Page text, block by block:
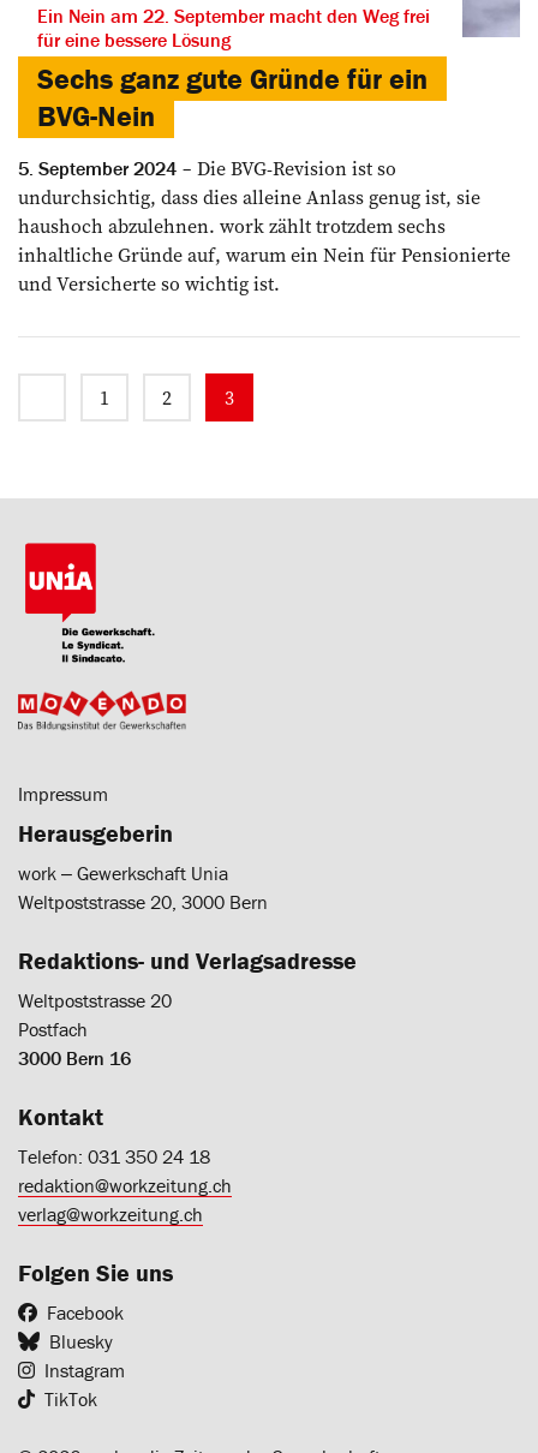
Ein Nein am 22. September macht den Weg frei
für eine bessere Lösung
Sechs ganz gute Gründe für ein
BVG-Nein
5. September 2024
Die BVG-Revision ist so
undurchsichtig, dass dies alleine Anlass genug ist, sie
haushoch abzulehnen. work zählt trotzdem sechs
inhaltliche Gründe auf, warum ein Nein für Pensionierte
und Versicherte so wichtig ist.
1 2 3
Impressum
Herausgeberin
work ‒ Gewerkschaft Unia
Weltpoststrasse 20, 3000 Bern
Redaktions- und Verlagsadresse
Weltpoststrasse 20
Postfach
3000 Bern 16
Kontakt
Telefon: 031 350 24 18
redaktion@workzeitung.ch
verlag@workzeitung.ch
Folgen Sie uns
Facebook
Bluesky
Instagram
TikTok